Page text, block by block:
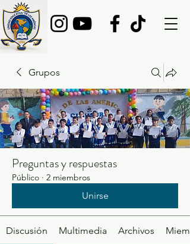
Grupos
Preguntas y respuestas
Público · 2 miembros
Unirse
Discusión Multimedia Archivos